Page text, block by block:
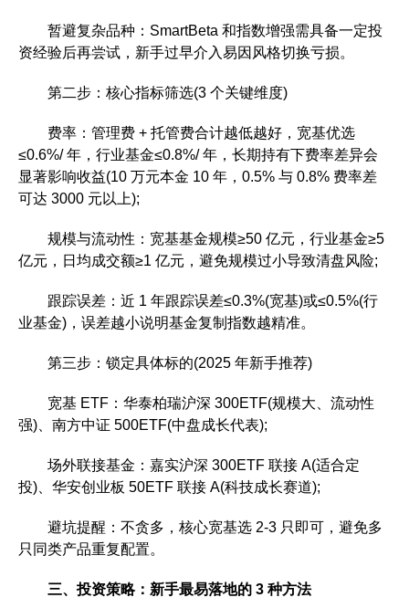
暂避复杂品种：SmartBeta 和指数增强需具备一定投
资经验后再尝试，新手过早介入易因风格切换亏损。
第二步：核心指标筛选(3 个关键维度)
费率：管理费 + 托管费合计越低越好，宽基优选
≤0.6%/ 年，行业基金≤0.8%/ 年，长期持有下费率差异会
显著影响收益(10 万元本金 10 年，0.5% 与 0.8% 费率差
可达 3000 元以上);
规模与流动性：宽基基金规模≥50 亿元，行业基金≥5
亿元，日均成交额≥1 亿元，避免规模过小导致清盘风险;
跟踪误差：近 1 年跟踪误差≤0.3%(宽基)或≤0.5%(行
业基金)，误差越小说明基金复制指数越精准。
第三步：锁定具体标的(2025 年新手推荐)
宽基 ETF：华泰柏瑞沪深 300ETF(规模大、流动性
强)、南方中证 500ETF(中盘成长代表);
场外联接基金：嘉实沪深 300ETF 联接 A(适合定
投)、华安创业板 50ETF 联接 A(科技成长赛道);
避坑提醒：不贪多，核心宽基选 2-3 只即可，避免多
只同类产品重复配置。
三、投资策略：新手最易落地的 3 种方法